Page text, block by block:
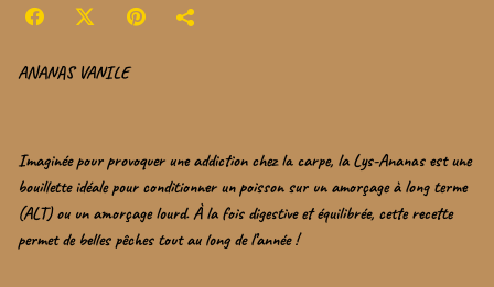
ANANAS VANILE
Imaginée pour provoquer une addiction chez la carpe, la Lys-Ananas est une
bouillette idéale pour conditionner un poisson sur un amorçage à long terme
(ALT) ou un amorçage lourd. À la fois digestive et équilibrée, cette recette
permet de belles pêches tout au long de l’année !